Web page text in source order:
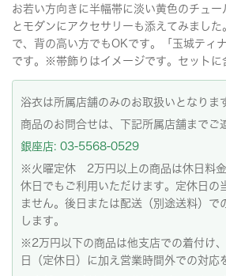
お若い方向きに半幅帯に淡い黄色のチュー
とモダンにアクセサリーも添えてみまし
で、背の高い方でもOKです。「玉城ティ
です。※帯飾りはイメージです。セットに
浴衣は所属店舗のみのお取扱いとなりま
商品のお問合せは、下記所属店舗までご
銀座店: 03-5568-0529
※火曜定休 2万円以上の商品は休日料
休日でもご利用いただけます。定休日の
ません。後日または配送（別途送料）で
します。
※2万円以下の商品は他支店での着付け
日（定休日）に加え営業時間外での対応